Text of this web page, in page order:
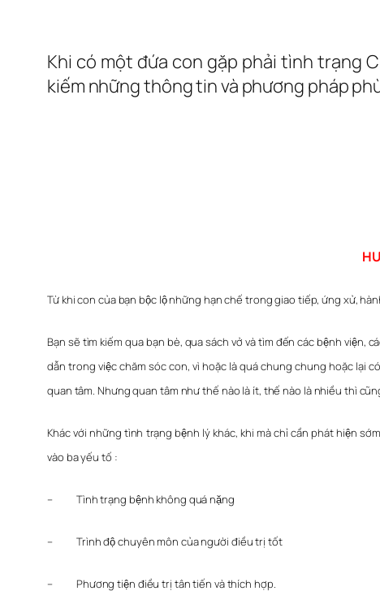
Khi có một đứa con gặp phải tình trạng
kiếm những thông tin và phương pháp
Từ khi con của bạn bộc lộ những hạn chế trong giao tiếp, ứng xử,
Bạn sẽ tìm kiếm qua bạn bè, qua sách vở và tìm đến các bệnh
dẫn trong việc chăm sóc con, vì hoặc là quá chung chung hoặc lại
quan tâm. Nhưng quan tâm như thế nào là ít, thế nào là nhiều thì
Khác với những tình trạng bệnh lý khác, khi mà chỉ cần phát hiện
vào ba yếu tố :
– Tình trạng bệnh không quá nặng
– Trình độ chuyên môn của người điều trị tốt
– Phương tiện điều trị tân tiến và thích hợp.